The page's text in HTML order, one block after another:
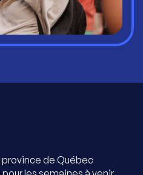
province de Québec